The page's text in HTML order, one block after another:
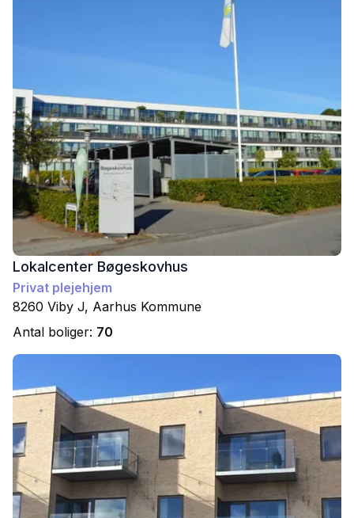
Lokalcenter Bøgeskovhus
Privat plejehjem
8260 Viby J, Aarhus Kommune
Antal boliger: 70